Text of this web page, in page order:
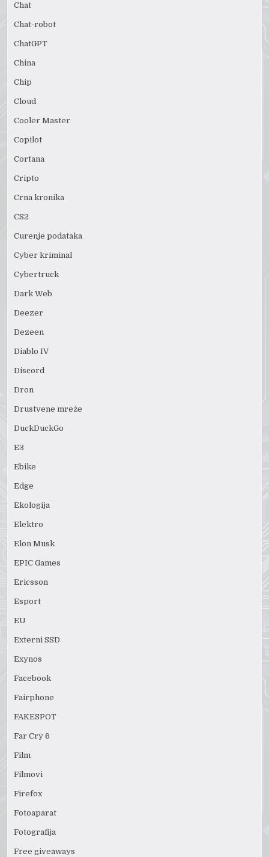
Chat
Chat-robot
ChatGPT
China
Chip
Cloud
Cooler Master
Copilot
Cortana
Cripto
Crna kronika
CS2
Curenje podataka
Cyber kriminal
Cybertruck
Dark Web
Deezer
Dezeen
Diablo IV
Discord
Dron
Drustvene mreže
DuckDuckGo
E3
Ebike
Edge
Ekologija
Elektro
Elon Musk
EPIC Games
Ericsson
Esport
EU
Externi SSD
Exynos
Facebook
Fairphone
FAKESPOT
Far Cry 6
Film
Filmovi
Firefox
Fotoaparat
Fotografija
Free giveaways